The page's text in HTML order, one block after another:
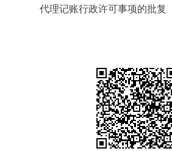
代理记账行政许可事项的批复